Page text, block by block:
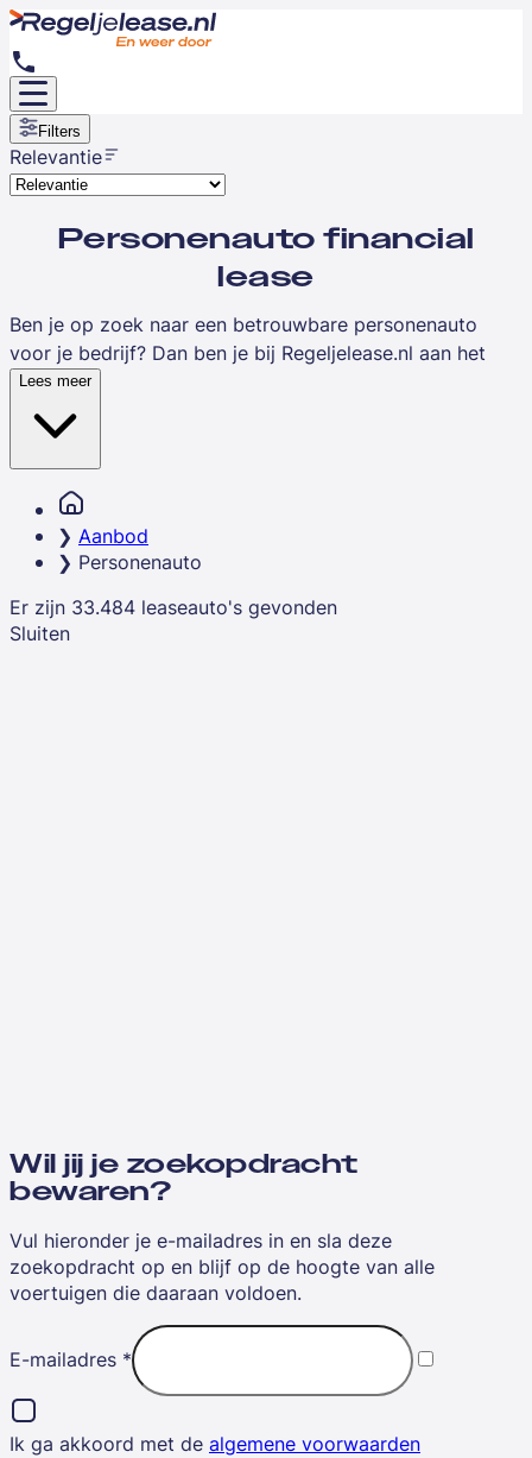
Filters
Relevantie
Personenauto financial
lease
Ben je op zoek naar een betrouwbare personenauto
voor je bedrijf? Dan ben je bij Regeljelease.nl aan het
juiste adres voor het financial leasen van één van de
populaire personenauto’s.
Volkswagen?
Ontdek hieronder alle personenauto lease deals!
Lees meer
Aanbod
Personenauto
Er zijn 33.484 leaseauto's gevonden
Sluiten
Wil jij je zoekopdracht
bewaren?
Vul hieronder je e-mailadres in en sla deze
zoekopdracht op en blijf op de hoogte van alle
voertuigen die daaraan voldoen.
E-mailadres *
Ik ga akkoord met de algemene voorwaarden